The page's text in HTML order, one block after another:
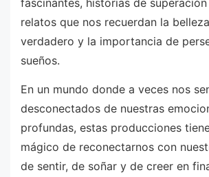
fascinantes, historias de
relatos que nos recuerdan la
verdadero y la importancia de
sueños.
En un mundo donde a veces nos
desconectados de nuestras
profundas, estas producciones
mágico de reconectarnos con
de sentir, de soñar y de creer en